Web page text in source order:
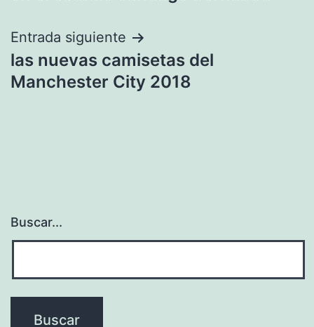
Entrada siguiente
las nuevas camisetas del
Manchester City 2018
Buscar...